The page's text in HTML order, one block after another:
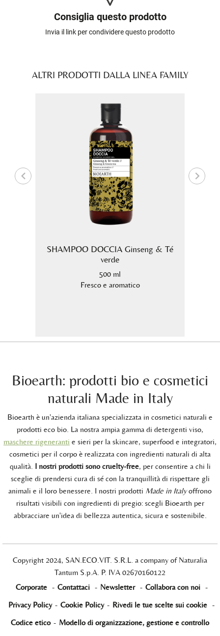
Consiglia questo prodotto
Invia il link per condividere questo prodotto
ALTRI PRODOTTI DALLA LINEA FAMILY
SHAMPOO DOCCIA Ginseng & Té
verde
500 ml
Fresco e aromatico
Bioearth: prodotti bio e cosmetici
naturali Made in Italy
Bioearth è un'azienda italiana specializzata in cosmetici naturali e
prodotti eco bio. La nostra ampia gamma di detergenti viso,
maschere rigeneranti e sieri per la skincare, superfood e integratori,
cosmetici per il corpo è realizzata con ingredienti naturali di alta
qualità. I nostri prodotti sono cruelty-free, per consentire a chi li
sceglie di prendersi cura di sé con la tranquillità di rispettare gli
animali e il loro benessere. I nostri prodotti Made in Italyoffrono
risultati visibili con ingredienti di pregio: scegli Bioearth per
abbracciare un'idea di bellezza autentica, sicura e sostenibile.
Copyright 2024, SAN.ECO.VIT. S.R.L. a company of Naturalia
Tantum S.p.A. P. IVA 02670160122
Corporate - Contattaci - Newsletter - Collabora con noi -
Privacy Policy - Cookie Policy - Rivedi le tue scelte sui cookie -
Codice etico - Modello di organizzazione, gestione e controllo